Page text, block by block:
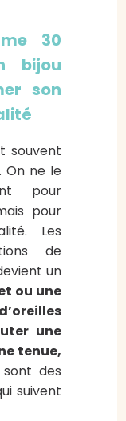
30
bijou
son
souvent
. On ne le
pour
pour
Les
de
un
ou une
une
tenue,
des
suivent